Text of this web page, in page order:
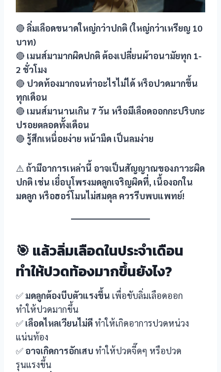
🔴 ลิ่มเลือดขนาดใหญ่กว่าปกติ (ใหญ่กว่าเหรียญ 10
บาท)
🔴 เมนส์มามากผิดปกติ ต้องเปลี่ยนผ้าอนามัยทุก 1-
2 ชั่วโมง
🔴 ปวดท้องมากจนทำอะไรไม่ได้ หรือปวดมากขึ้น
ทุกเดือน
🔴 เมนส์มานานเกิน 7 วัน หรือมีเลือดออกกะปริบกะ
ปรอยตลอดทั้งเดือน
🔴 รู้สึกเหนื่อยง่าย หน้ามืด เป็นลมง่าย
⚠️ ถ้ามีอาการเหล่านี้ อาจเป็นสัญญาณของภาวะผิด
ปกติ เช่น เยื่อบุโพรงมดลูกเจริญผิดที่, เนื้องอกใน
มดลูก หรือฮอร์โมนไม่สมดุล ควรรีบพบแพทย์!
🎯 แล้วลิ่มเลือดในประจำเดือน
ทำให้ปวดท้องมากขึ้นยังไง?
✅ มดลูกต้องบีบตัวแรงขึ้น เพื่อขับลิ่มเลือดออก
ทำให้ปวดมากขึ้น
✅ เลือดไหลเวียนไม่ดี ทำให้เกิดอาการปวดหน่วง
แน่นท้อง
✅ อาจเกิดการอักเสบ ทำให้ปวดจี๊ดๆ หรือปวด
รุนแรงขึ้น